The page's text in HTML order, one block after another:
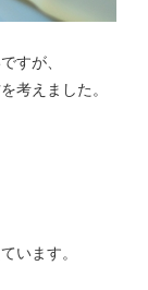
すが、
考えました。
います。